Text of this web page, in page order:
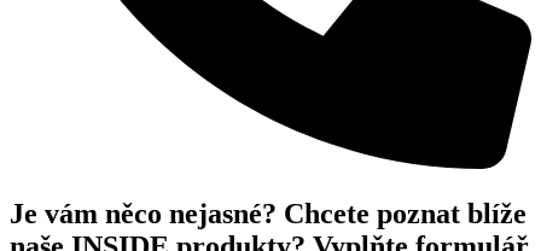
Je vám něco nejasné? Chcete poznat blíže